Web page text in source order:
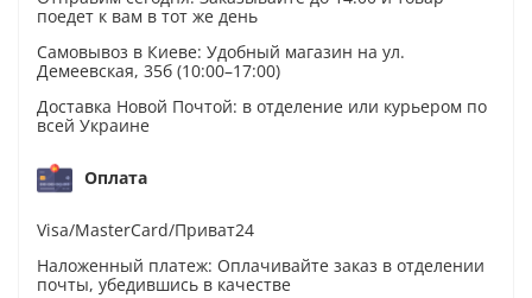
поедет к вам в тот же день
Самовывоз в Киеве: Удобный магазин на ул.
Демеевская, 35б (10:00–17:00)
Доставка Новой Почтой: в отделение или курьером по
всей Украине
Оплата
Visa/MasterCard/Приват24
Наложенный платеж: Оплачивайте заказ в отделении
почты, убедившись в качестве